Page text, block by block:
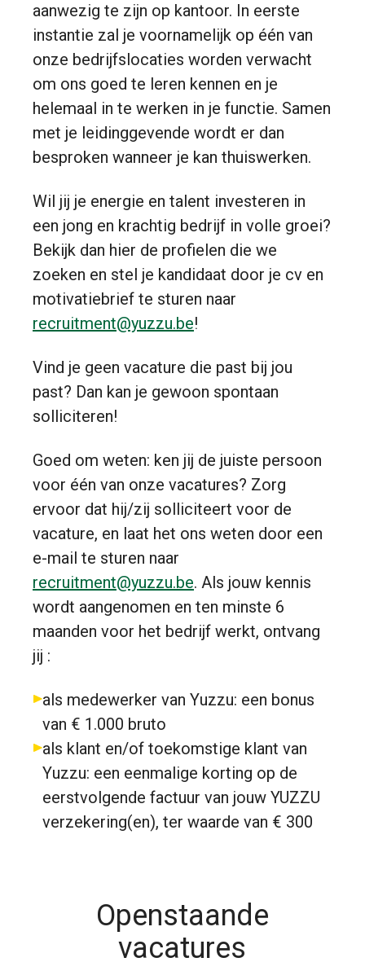
aanwezig te zijn op kantoor. In eerste
instantie zal je voornamelijk op één van
onze bedrijfslocaties worden verwacht
om ons goed te leren kennen en je
helemaal in te werken in je functie. Samen
met je leidinggevende wordt er dan
besproken wanneer je kan thuiswerken.
Wil jij je energie en talent investeren in
een jong en krachtig bedrijf in volle groei?
Bekijk dan hier de profielen die we
zoeken en stel je kandidaat door je cv en
motivatiebrief te sturen naar
recruitment@yuzzu.be!
Vind je geen vacature die past bij jou
past? Dan kan je gewoon spontaan
solliciteren!
Goed om weten: ken jij de juiste persoon
voor één van onze vacatures? Zorg
ervoor dat hij/zij solliciteert voor de
vacature, en laat het ons weten door een
e-mail te sturen naar
recruitment@yuzzu.be. Als jouw kennis
wordt aangenomen en ten minste 6
maanden voor het bedrijf werkt, ontvang
jij :
als medewerker van Yuzzu: een bonus
van € 1.000 bruto
als klant en/of toekomstige klant van
Yuzzu: een eenmalige korting op de
eerstvolgende factuur van jouw YUZZU
verzekering(en), ter waarde van € 300
Openstaande
vacatures